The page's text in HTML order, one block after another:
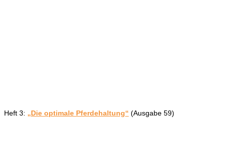
Heft 3: „Die optimale Pferdehaltung“ (Ausgabe 59)